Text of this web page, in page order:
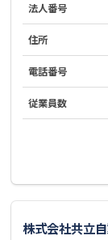
法人番号
住所
電話番号
従業員数
株式会社共立